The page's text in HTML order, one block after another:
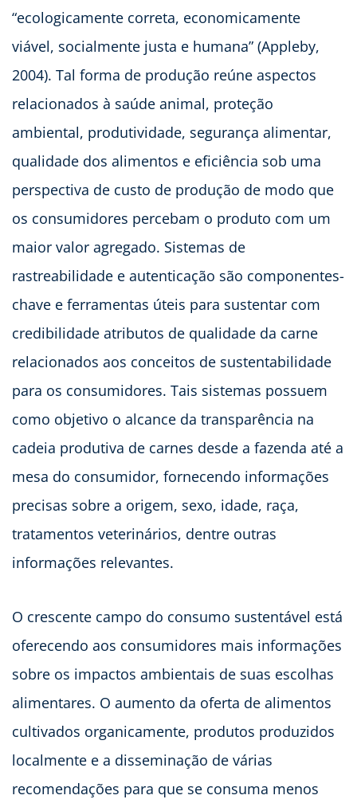
“ecologicamente correta, economicamente
viável, socialmente justa e humana” (Appleby,
2004). Tal forma de produção reúne aspectos
relacionados à saúde animal, proteção
ambiental, produtividade, segurança alimentar,
qualidade dos alimentos e eficiência sob uma
perspectiva de custo de produção de modo que
os consumidores percebam o produto com um
maior valor agregado. Sistemas de
rastreabilidade e autenticação são componentes-
chave e ferramentas úteis para sustentar com
credibilidade atributos de qualidade da carne
relacionados aos conceitos de sustentabilidade
para os consumidores. Tais sistemas possuem
como objetivo o alcance da transparência na
cadeia produtiva de carnes desde a fazenda até a
mesa do consumidor, fornecendo informações
precisas sobre a origem, sexo, idade, raça,
tratamentos veterinários, dentre outras
informações relevantes.
O crescente campo do consumo sustentável está
oferecendo aos consumidores mais informações
sobre os impactos ambientais de suas escolhas
alimentares. O aumento da oferta de alimentos
cultivados organicamente, produtos produzidos
localmente e a disseminação de várias
recomendações para que se consuma menos